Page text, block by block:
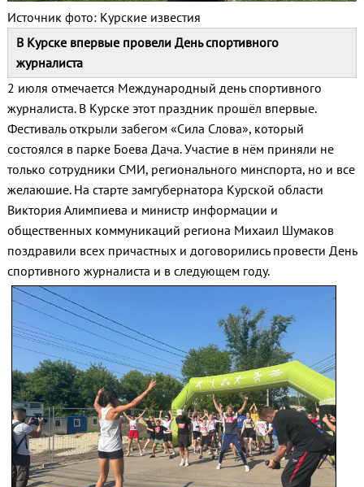
Источник фото: Курские известия
В Курске впервые провели День спортивного
журналиста
2 июля отмечается Международный день спортивного
журналиста. В Курске этот праздник прошёл впервые.
Фестиваль открыли забегом «Сила Слова», который
состоялся в парке Боева Дача. Участие в нём приняли не
только сотрудники СМИ, регионального минспорта, но и все
желаюшие. На старте замгубернатора Курской области
Виктория Алимпиева и министр информации и
общественных коммуникаций региона Михаил Шумаков
поздравили всех причастных и договорились провести День
спортивного журналиста и в следующем году.